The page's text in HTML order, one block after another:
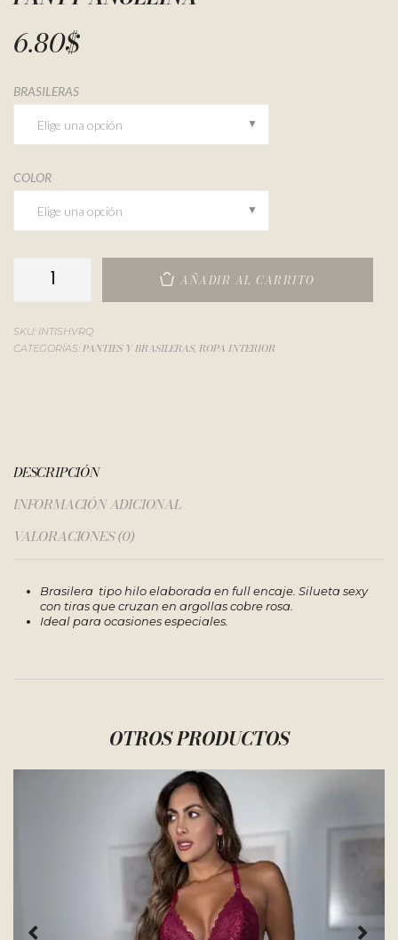
6.80$
BRASILERAS
COLOR
AÑADIR AL CARRITO
SKU: INTISHVRQ
CATEGORÍAS: PANTIES Y BRASILERAS, ROPA INTERIOR
DESCRIPCIÓN
INFORMACIÓN ADICIONAL
VALORACIONES (0)
Brasilera tipo hilo elaborada en full encaje. Silueta sexy
con tiras que cruzan en argollas cobre rosa.
Ideal para ocasiones especiales.
OTROS PRODUCTOS